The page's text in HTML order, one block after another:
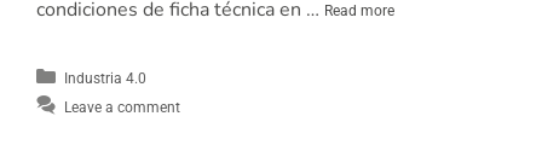
condiciones de ficha técnica en … Read more
Industria 4.0
Leave a comment